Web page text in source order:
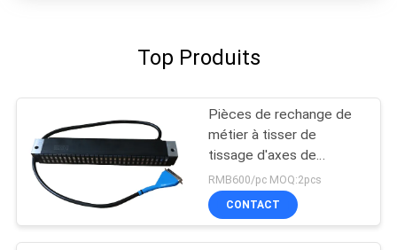
Top Produits
Pièces de rechange de
métier à tisser de
tissage d'axes de
l'aimant 28
RMB600/pc MOQ:2pcs
CONTACT